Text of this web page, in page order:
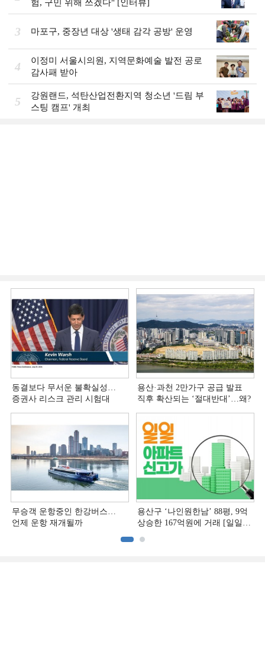
험, 구민 위해 쓰겠다" [인터뷰]
3 마포구, 중장년 대상 '생태 감각 공방' 운영
4
이정미 서울시의원, 지역문화예술 발전 공로
감사패 받아
5
강원랜드, 석탄산업전환지역 청소년 '드림 부
스팅 캠프' 개최
동결보다 무서운 불확실성…
증권사 리스크 관리 시험대
용산·과천 2만가구 공급 발표
직후 확산되는 ‘절대반대’…왜?
무승객 운항중인 한강버스…
언제 운항 재개될까
용산구 ‘나인원한남’ 88평, 9억
상승한 167억원에 거래 [일일